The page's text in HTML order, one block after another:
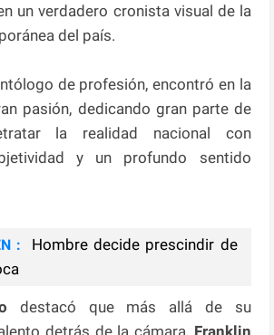
un verdadero cronista visual de la
del país.
de profesión, encontró en la
pasión, dedicando gran parte de
la realidad nacional con
y un profundo sentido
:
Hombre decide prescindir de
destacó que más allá de su
detrás de la cámara,Franklin